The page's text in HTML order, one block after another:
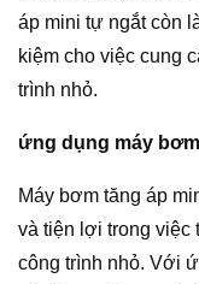
áp mini tự ngắt còn
kiệm cho việc cung
trình nhỏ.
ứng dụng máy
Máy bơm tăng áp
và tiện lợi trong việc
công trình nhỏ. Với